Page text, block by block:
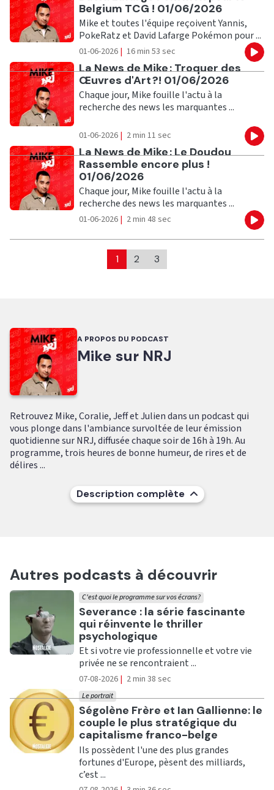
Belgium TCG ! 01/06/2026
Mike et toutes l'équipe reçoivent Yannis,
PokeRatz et David Lafarge Pokémon pour ...
01-06-2026 | 16 min 53 sec
Ecouter
La News de Mike : Troquer des
Œuvres d'Art ?! 01/06/2026
Chaque jour, Mike fouille l'actu à la
recherche des news les marquantes ...
01-06-2026 | 2 min 11 sec
Ecouter
La News de Mike : Le Doudou
Rassemble encore plus !
01/06/2026
Chaque jour, Mike fouille l'actu à la
recherche des news les marquantes ...
01-06-2026 | 2 min 48 sec
1 2 3
A PROPOS DU PODCAST
Mike sur NRJ
Retrouvez Mike, Coralie, Jeff et Julien dans un podcast qui
vous plonge dans l'ambiance survoltée de leur émission
quotidienne sur NRJ, diffusée chaque soir de 16h à 19h. Au
programme, trois heures de bonne humeur, de rires et de
délires ...
Description complète
Autres podcasts à découvrir
Ecouter
Severance : la série fascinante
qui réinvente le thriller
psychologique
C'est quoi le programme sur vos écrans?
Et si votre vie professionnelle et votre vie
privée ne se rencontraient ...
07-08-2026 | 2 min 38 sec
Ecouter
Ségolène Frère et Ian Gallienne: le
couple le plus stratégique du
capitalisme franco-belge
Le portrait
Ils possèdent l'une des plus grandes
fortunes d'Europe, pèsent des milliards,
c’est ...